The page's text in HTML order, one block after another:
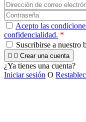
Acepto las
confidencialidad. *
Suscribirse a nuestro
  Crear una cuenta
¿Ya tienes una cuenta?
Iniciar sesión O